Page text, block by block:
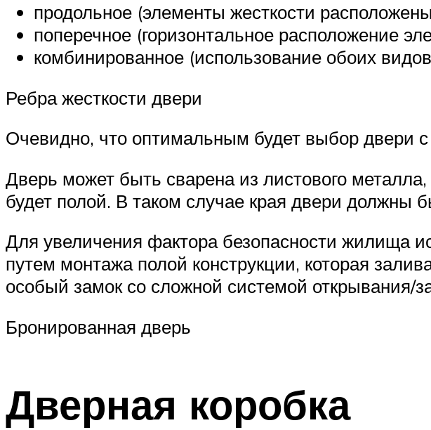
продольное (элементы жесткости
поперечное (горизонтальное расположение
комбинированное (использование обоих
Ребра жесткости двери
Очевидно, что оптимальным будет выбор двери
Дверь может быть сварена из листового
будет полой. В таком случае края двери должны
Для увеличения фактора безопасности жилища
путем монтажа полой конструкции, которая
особый замок со сложной системой открывания/
Бронированная дверь
Дверная коробка